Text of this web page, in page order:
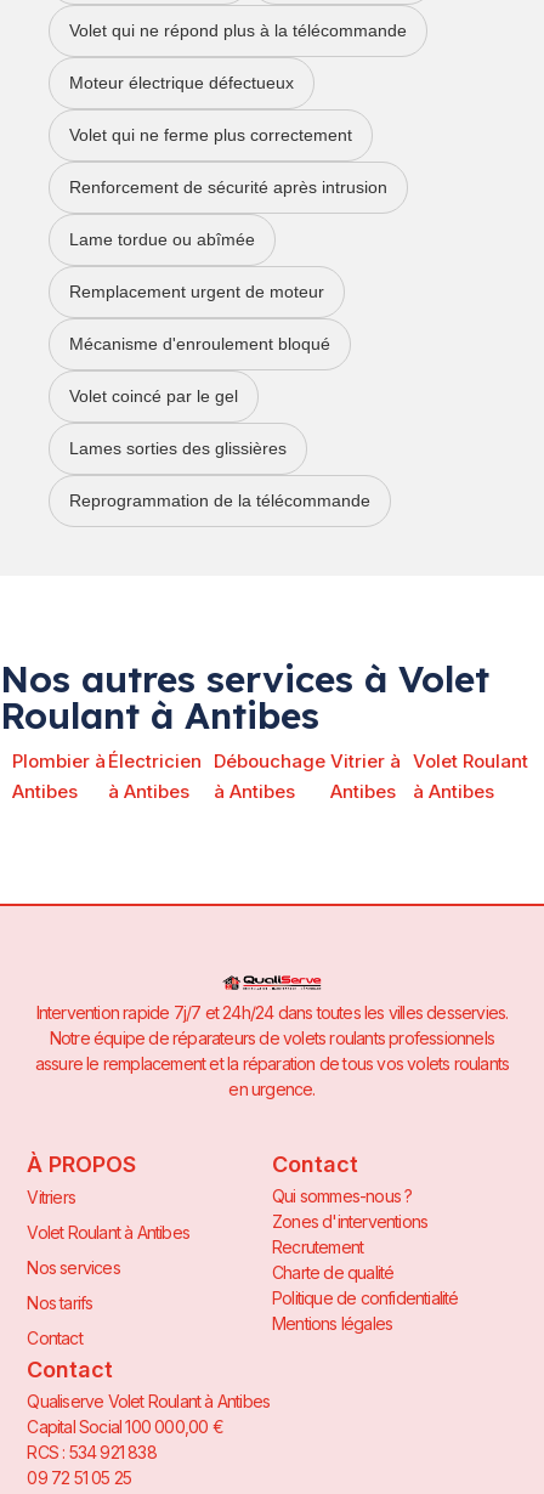
Volet qui ne répond plus à la télécommande
Moteur électrique défectueux
Volet qui ne ferme plus correctement
Renforcement de sécurité après intrusion
Lame tordue ou abîmée
Remplacement urgent de moteur
Mécanisme d'enroulement bloqué
Volet coincé par le gel
Lames sorties des glissières
Reprogrammation de la télécommande
Nos autres services à Volet
Roulant à Antibes
Plombier à
Antibes
Électricien
à Antibes
Débouchage
à Antibes
Vitrier à
Antibes
Volet Roulant
à Antibes
Intervention rapide 7j/7 et 24h/24 dans toutes les villes desservies.
Notre équipe de réparateurs de volets roulants professionnels
assure le remplacement et la réparation de tous vos volets roulants
en urgence.
À PROPOS
Vitriers
Volet Roulant à Antibes
Nos services
Nos tarifs
Contact
Contact
Qui sommes-nous ?
Zones d'interventions
Recrutement
Charte de qualité
Politique de confidentialité
Mentions légales
Contact
Qualiserve Volet Roulant à Antibes
Capital Social 100 000,00 €
RCS : 534 921 838
09 72 51 05 25